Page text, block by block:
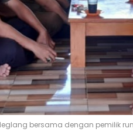
bersama dengan pemilik